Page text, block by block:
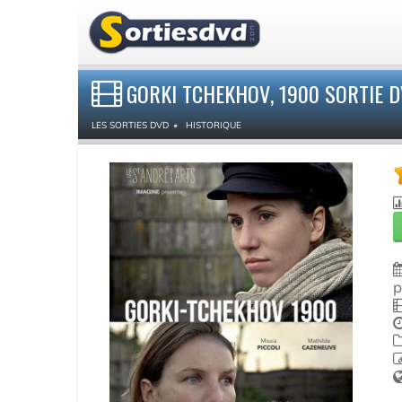
GORKI TCHEKHOV, 1900 SORTIE
LES SORTIES DVD HISTORIQUE